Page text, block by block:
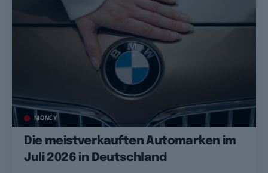
MONEY
Die meistverkauften Automarken im
Juli 2026 in Deutschland